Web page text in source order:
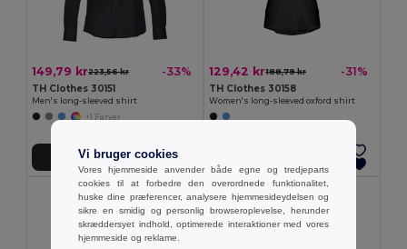
149,79 kr223,56 kr -33%
TH Clothes 30151
Men's long-sleeved shirt
+1 Farver
Tilføj Til Kurv
129,42 kr188,79 kr -31%
TH Clothes 30158
Women's long-sleeved oxford shirt
Vi bruger cookies
Vores hjemmeside anvender både egne og tredjeparts
cookies til at forbedre den overordnede funktionalitet,
huske dine præferencer, analysere hjemmesideydelsen og
sikre en smidig og personlig browseroplevelse, herunder
skræddersyet indhold, optimerede interaktioner med vores
hjemmeside og reklame.